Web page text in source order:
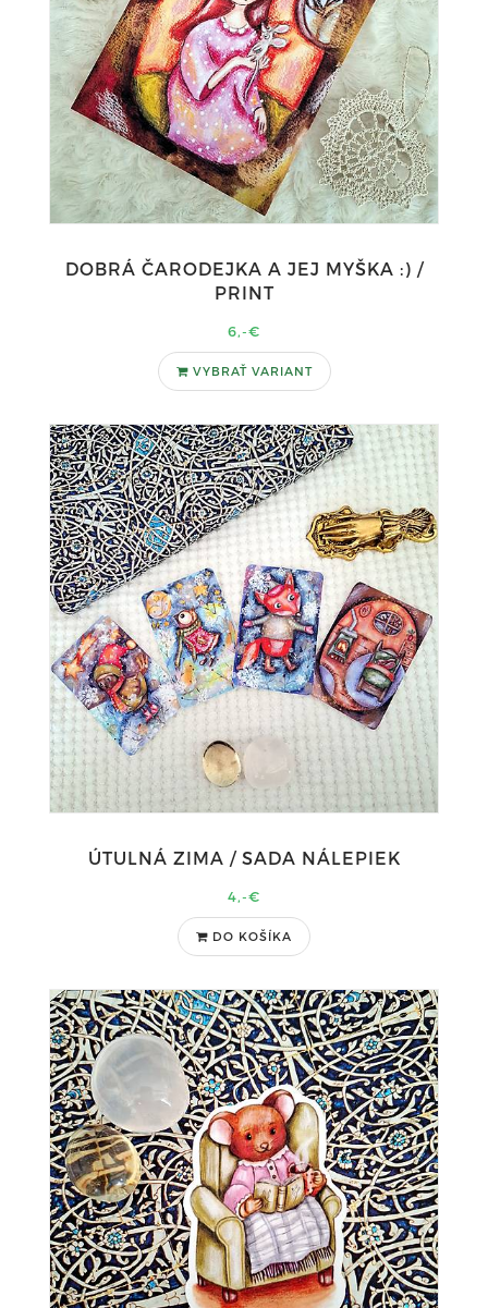
DOBRÁ ČARODEJKA A JEJ MYŠKA :) /
PRINT
6,-€
VYBRAŤ VARIANT
ÚTULNÁ ZIMA / SADA NÁLEPIEK
4,-€
DO KOŠÍKA